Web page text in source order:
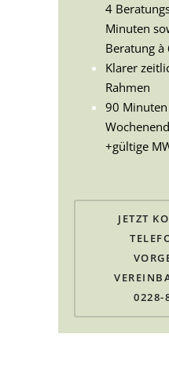
4
Minuten
Beratung
Klarer
Rahmen
90
+gültige
JETZT
0228-